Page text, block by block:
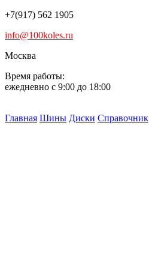
+7(917) 562 1905
info@100koles.ru
Москва
Время работы:
ежедневно с 9:00 до 18:00
Главная Шины Диски Справочник